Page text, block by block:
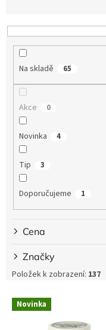
p
Na skladě 65
Akce 0
Novinka 4
Tip 3
Doporučujeme 1
Cena
Značky
Položek k zobrazení: 137
V Novinka